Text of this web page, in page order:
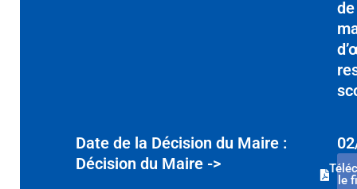
de
Date de la Décision du Maire :
Décision du Maire ->
le